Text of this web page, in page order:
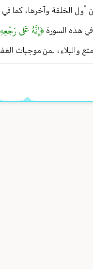
أول الخلقة وآخرها ، كما
في هذه السورة﴿إِنَّهُ عَلى‏
والبلاء ، لمن موجبات